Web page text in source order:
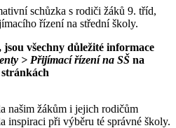
schůzka s rodiči žáků 9. tříd,
řízení na střední školy.
všechny důležité informace
> Přijímací řízení na SŠ na
našim žákům i jejich rodičům
inspiraci při výběru té správné školy.